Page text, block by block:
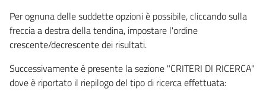
Per ognuna delle suddette opzioni è possibile, cliccando sulla
freccia a destra della tendina, impostare l'ordine
crescente/decrescente dei risultati.
Successivamente è presente la sezione "CRITERI DI RICERCA"
dove è riportato il riepilogo del tipo di ricerca effettuata: